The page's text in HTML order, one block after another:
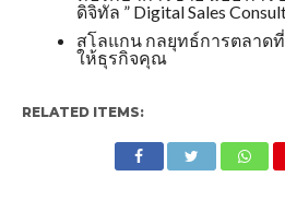
ดิจิทัล ” Digital Sales
สโลแกน กลยุทธ์การตลาดที่
ให้ธุรกิจคุณ
RELATED ITEMS: